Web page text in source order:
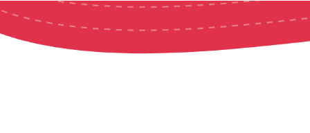
跳到主要內容區塊